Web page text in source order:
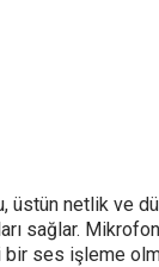
üstün netlik ve
sağlar.
ses işleme